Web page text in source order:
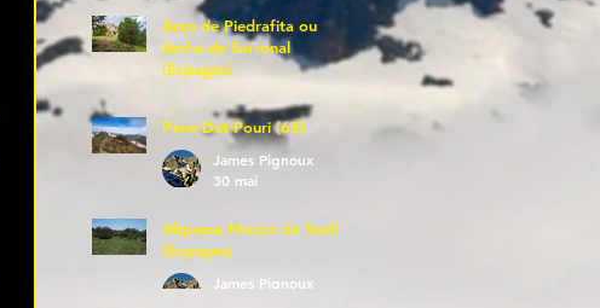
Arco de Piedrafita ou
Arche de Sarronal
(Espagne)
James Pignoux
7 juin
Pène Det Pouri (65)
James Pignoux
30 mai
Alquezar-Meson de Sevil
(Espagne)
James Pignoux